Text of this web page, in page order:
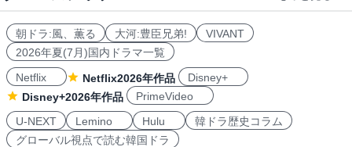
朝ドラ:風、薫る 大河:豊臣兄弟!
VIVANT
2026年夏(7月)国内ドラマ一覧
Netflix
Netflix2026年作品
Disney+
Disney+2026年作品
PrimeVideo
U-NEXT
Lemino Hulu
韓ドラ歴史コラム
グローバル視点で読む韓国ドラ